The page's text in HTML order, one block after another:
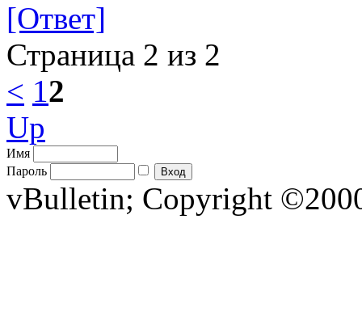
[Ответ]
Страница 2 из 2
< 12
Up
Имя
Пароль
vBulletin; Copyright